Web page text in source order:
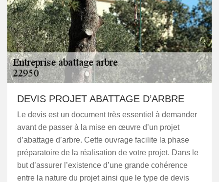
DEVIS PROJET ABATTAGE D’ARBRE
Le devis est un document très essentiel à demander
avant de passer à la mise en œuvre d’un projet
d’abattage d’arbre. Cette ouvrage facilite la phase
préparatoire de la réalisation de votre projet. Dans le
but d’assurer l’existence d’une grande cohérence
entre la nature du projet ainsi que le type de devis